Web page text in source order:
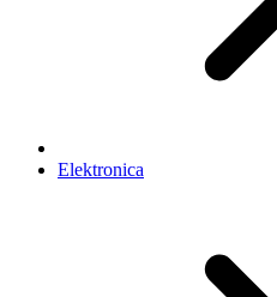
Elektronica